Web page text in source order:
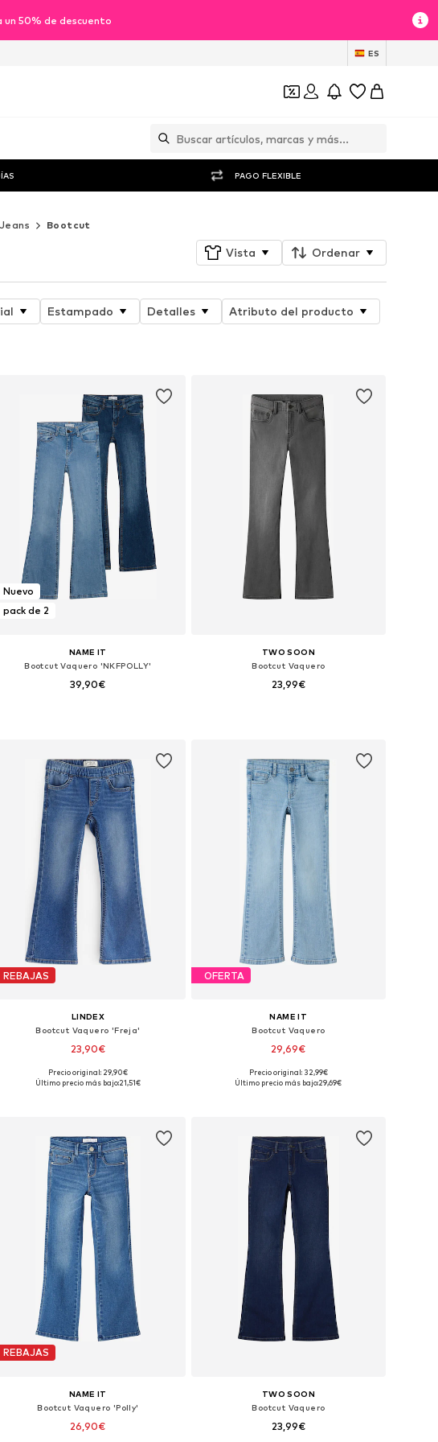
50% de descuento
ES
PAGO FLEXIBLE
Jeans Bootcut
Vista Ordenar
Estampado Detalles
Atributo del producto
Nuevo
pack de 2
NAME IT
Bootcut Vaquero 'NKFPOLLY'
39,90€
TWO SOON
Bootcut Vaquero
23,99€
REBAJAS
LINDEX
Bootcut Vaquero 'Freja'
23,90€
Disponible en muchas tallas
Precio original: 29,90€
Último precio más bajo:21,51€
OFERTA
NAME IT
Bootcut Vaquero
29,69€
Disponible en muchas tallas
Precio original: 32,99€
Último precio más bajo:29,69€
REBAJAS
NAME IT
Bootcut Vaquero 'Polly'
26,90€
TWO SOON
Bootcut Vaquero
23,99€